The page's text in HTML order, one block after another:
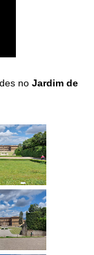
no Jardim de